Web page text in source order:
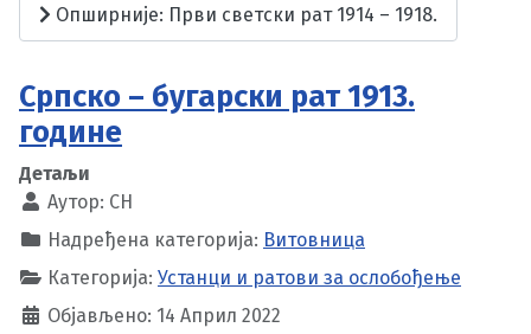
Опширније: Први светски рат 1914 – 1918.
Српско – бугарски рат 1913.
године
Детаљи
Аутор: CH
Надређена категорија: Витовница
Категорија: Устанци и ратови за ослобођење
Објављено: 14 Април 2022